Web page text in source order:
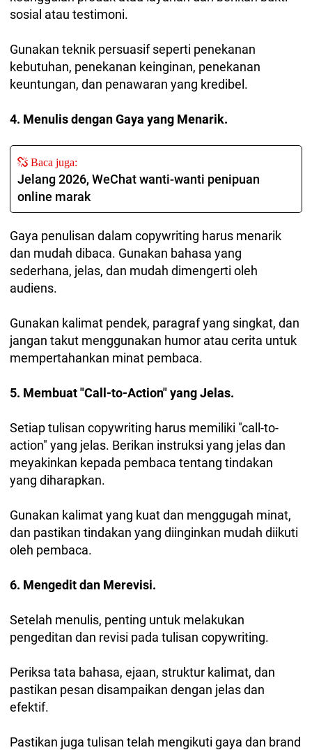
sosial atau testimoni.
Gunakan teknik persuasif seperti penekanan
kebutuhan, penekanan keinginan, penekanan
keuntungan, dan penawaran yang kredibel.
4. Menulis dengan Gaya yang Menarik.
Baca juga:
Jelang 2026, WeChat wanti-wanti penipuan
online marak
Gaya penulisan dalam copywriting harus menarik
dan mudah dibaca. Gunakan bahasa yang
sederhana, jelas, dan mudah dimengerti oleh
audiens.
Gunakan kalimat pendek, paragraf yang singkat, dan
jangan takut menggunakan humor atau cerita untuk
mempertahankan minat pembaca.
5. Membuat "Call-to-Action" yang Jelas.
Setiap tulisan copywriting harus memiliki "call-to-
action" yang jelas. Berikan instruksi yang jelas dan
meyakinkan kepada pembaca tentang tindakan
yang diharapkan.
Gunakan kalimat yang kuat dan menggugah minat,
dan pastikan tindakan yang diinginkan mudah diikuti
oleh pembaca.
6. Mengedit dan Merevisi.
Setelah menulis, penting untuk melakukan
pengeditan dan revisi pada tulisan copywriting.
Periksa tata bahasa, ejaan, struktur kalimat, dan
pastikan pesan disampaikan dengan jelas dan
efektif.
Pastikan juga tulisan telah mengikuti gaya dan brand